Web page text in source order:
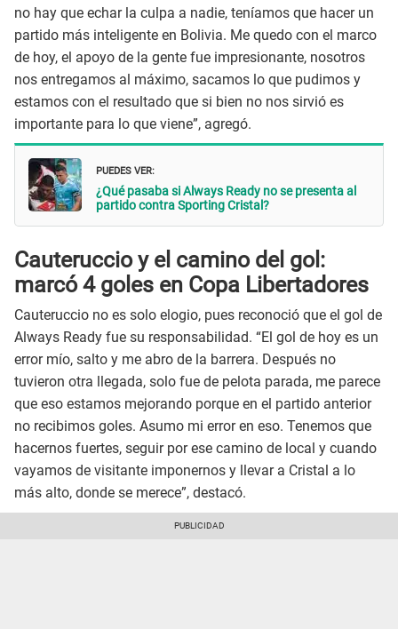
no hay que echar la culpa a nadie, teníamos que hacer un
partido más inteligente en Bolivia. Me quedo con el marco
de hoy, el apoyo de la gente fue impresionante, nosotros
nos entregamos al máximo, sacamos lo que pudimos y
estamos con el resultado que si bien no nos sirvió es
importante para lo que viene”, agregó.
PUEDES VER:
¿Qué pasaba si Always Ready no se presenta al
partido contra Sporting Cristal?
Cauteruccio y el camino del gol:
marcó 4 goles en Copa Libertadores
Cauteruccio no es solo elogio, pues reconoció que el gol de
Always Ready fue su responsabilidad. “El gol de hoy es un
error mío, salto y me abro de la barrera. Después no
tuvieron otra llegada, solo fue de pelota parada, me parece
que eso estamos mejorando porque en el partido anterior
no recibimos goles. Asumo mi error en eso. Tenemos que
hacernos fuertes, seguir por ese camino de local y cuando
vayamos de visitante imponernos y llevar a Cristal a lo
más alto, donde se merece”, destacó.